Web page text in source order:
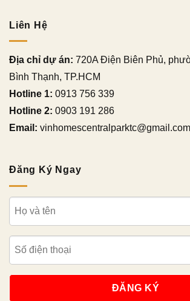
Liên Hệ
Địa chỉ dự án: 720A Điện Biên Phủ,
Bình Thạnh, TP.HCM
Hotline 1: 0913 756 339
Hotline 2: 0903 191 286
Email: vinhomescentralparktc@gmail.com
Đăng Ký Ngay